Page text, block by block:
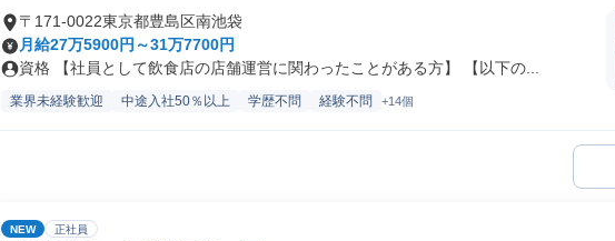
〒171-0022東京都豊島区南池袋
月給27万5900円～31万7700円
資格 【社員として飲食店の店舗運営に関わったことがある方】 【以下の...
業界未経験歓迎 中途入社50％以上 学歴不問 経験不問 +14個
NEW 正社員